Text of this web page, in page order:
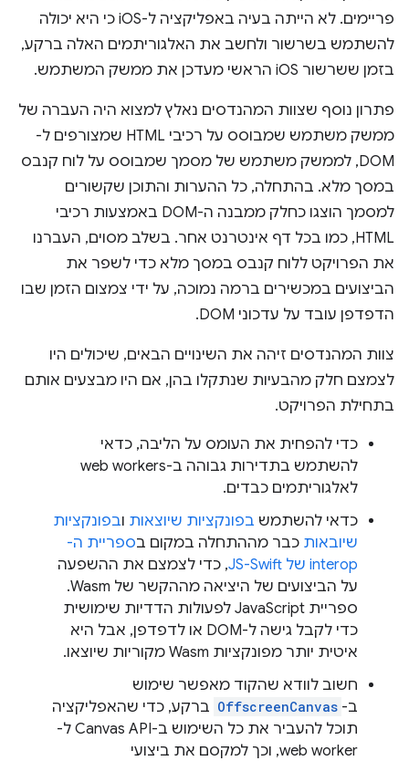
פריימים. לא הייתה בעיה באפליקציה ל-iOS כי היא יכולה
להשתמש בשרשור ולחשב את האלגוריתמים האלה ברקע,
בזמן ששרשור iOS הראשי מעדכן את ממשק המשתמש.
פתרון נוסף שצוות המהנדסים נאלץ למצוא היה העברה של
ממשק משתמש שמבוסס על רכיבי HTML שמצורפים ל-
DOM, לממשק משתמש של מסמך שמבוסס על לוח קנבס
במסך מלא. בהתחלה, כל ההערות והתוכן שקשורים
למסמך הוצגו כחלק ממבנה ה-DOM באמצעות רכיבי
HTML, כמו בכל דף אינטרנט אחר. בשלב מסוים, העברנו
את הפרויקט ללוח קנבס במסך מלא כדי לשפר את
הביצועים במכשירים ברמה נמוכה, על ידי צמצום הזמן שבו
הדפדפן עובד על עדכוני DOM.
צוות המהנדסים זיהה את השינויים הבאים, שיכולים היו
לצמצם חלק מהבעיות שנתקלו בהן, אם היו מבצעים אותם
בתחילת הפרויקט.
כדי להפחית את העומס על הליבה, כדאי
להשתמש בתדירות גבוהה ב-web workers
לאלגוריתמים כבדים.
כדאי להשתמש בפונקציות שיוצאות ובפונקציות
שיובאות כבר מההתחלה במקום בספריית ה-
interop של JS-Swift
, כדי לצמצם את ההשפעה
על הביצועים של היציאה מההקשר של Wasm.
ספריית JavaScript לפעולות הדדיות שימושית
כדי לקבל גישה ל-DOM או לדפדפן, אבל היא
איטית יותר מפונקציות Wasm מקוריות שיוצאו.
חשוב לוודא שהקוד מאפשר שימוש
ב- OffscreenCanvas ברקע, כדי שהאפליקציה
תוכל להעביר את כל השימוש ב-Canvas API ל-
web worker, וכך למקסם את ביצועי